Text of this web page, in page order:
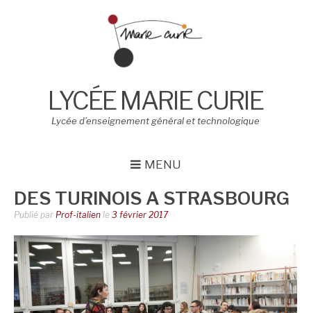
LYCÉE MARIE CURIE
Lycée d’enseignement général et technologique
MENU
DES TURINOIS A STRASBOURG
Publié par Prof-italien le 3 février 2017